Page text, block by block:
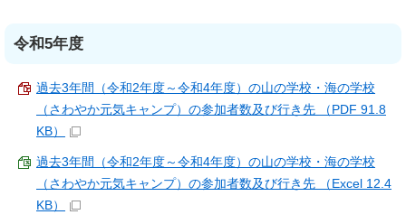
令和5年度
過去3年間（令和2年度～令和4年度）の山の学校・海の学校
（さわやか元気キャンプ）の参加者数及び行き先 （PDF 91.8
KB）
過去3年間（令和2年度～令和4年度）の山の学校・海の学校
（さわやか元気キャンプ）の参加者数及び行き先 （Excel 12.4
KB）